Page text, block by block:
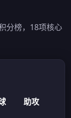
分榜，18项核心
助攻